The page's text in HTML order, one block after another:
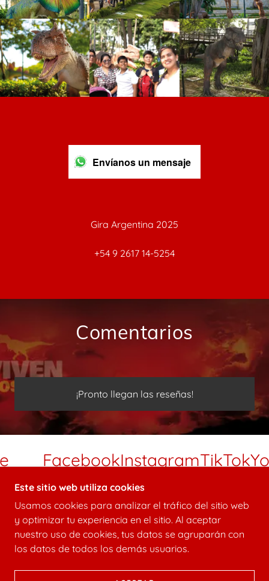
Envíanos un mensaje
Gira Argentina 2025
+54 9 2617 14-5254
Comentarios
¡Pronto llegan las reseñas!
FacebookInstagramTikTok
COPYRIGHT © 2025 VIVEN DINOSAURIOS -
TODOS LOS DERECHOS RESERVADOS.
Este sitio web utiliza cookies
Usamos cookies para analizar el tráfico del sitio web
y optimizar tu experiencia en el sitio. Al aceptar
nuestro uso de cookies, tus datos se agruparán con
los datos de todos los demás usuarios.